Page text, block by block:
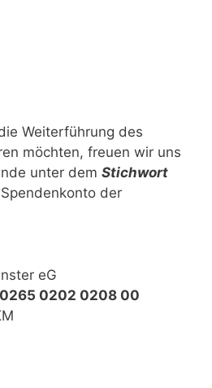
Weiterführung des
möchten, freuen wir uns
unter dem Stichwort
der
eG
0202 0208 00